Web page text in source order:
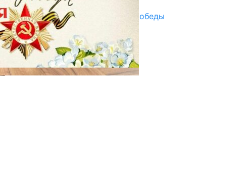
Награды в преддверии Дня Победы
29.04.2025